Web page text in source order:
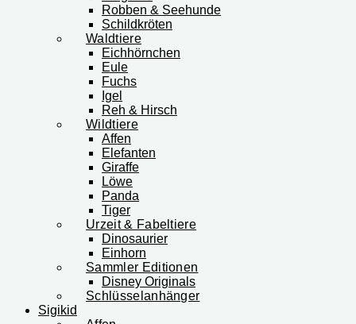
Robben & Seehunde
Schildkröten
Waldtiere
Eichhörnchen
Eule
Fuchs
Igel
Reh & Hirsch
Wildtiere
Affen
Elefanten
Giraffe
Löwe
Panda
Tiger
Urzeit & Fabeltiere
Dinosaurier
Einhorn
Sammler Editionen
Disney Originals
Schlüsselanhänger
Sigikid